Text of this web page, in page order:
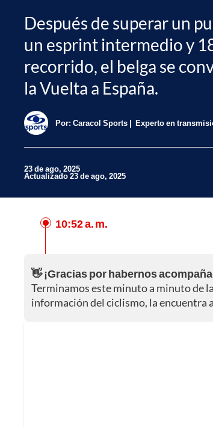
Después de superar un
un esprint intermedio y
recorrido, el belga se
la Vuelta a España.
Por: Caracol Sports Experto en
23 de ago, 2025
Actualizado 23 de ago, 2025
10:52 a. m.
👋 ¡Gracias por habernos
Terminamos este minuto a minuto de
información del ciclismo, la encuentra